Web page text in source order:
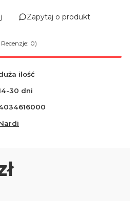
Zapytaj o produkt
0)
ilość
30 dni